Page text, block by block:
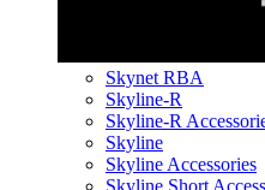
Skynet RBA
Skyline-R
Skyline-R
Skyline
Skyline Accessories
Skyline Short